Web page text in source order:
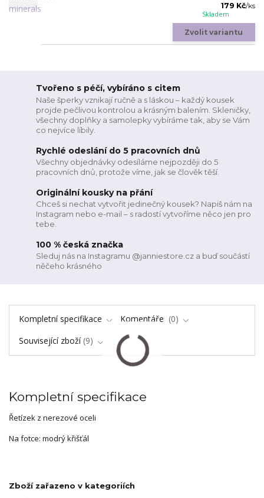
179 Kč/ks
Skladem
Zvolit variantu
Tvořeno s péčí, vybíráno s citem
Naše šperky vznikají ručně a s láskou – každý kousek
projde pečlivou kontrolou a krásným balením. Skleničky,
všechny doplňky a samolepky vybíráme tak, aby se Vám
co nejvíce líbily.
Rychlé odeslání do 5 pracovních dnů
Všechny objednávky odesíláme nejpozději do 5
pracovních dnů, protože víme, jak se člověk těší.
Originální kousky na přání
Chceš si nechat vytvořit jedinečný kousek? Napiš nám na
Instagram nebo e-mail – s radostí vytvoříme něco jen pro
tebe.
100 % česká značka
Sleduj nás na Instagramu @janniestore.cz a buď součástí
něčeho krásného
Kompletní specifikace Komentáře
0
Související zboží 9
Kompletní specifikace
Řetízek z nerezové oceli
Na fotce: modrý křišťál
Zboží zařazeno v kategoriích